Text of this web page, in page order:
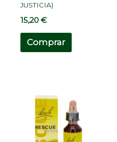
JUSTICIA)
15,20€
Comprar